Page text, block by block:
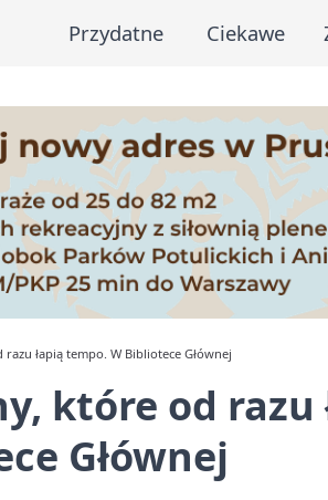
Przydatne Ciekawe
łapią tempo. W Bibliotece Głównej
które od razu
Głównej